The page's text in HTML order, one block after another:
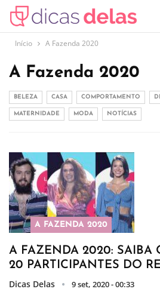
Início A Fazenda 2020
A Fazenda 2020
BELEZA CASA COMPORTAMENTO
MATERNIDADE MODA NOTÍCIAS
A FAZENDA 2020
A FAZENDA 2020: SAIBA
20 PARTICIPANTES DO
Dicas Delas 9 set, 2020 - 00:33